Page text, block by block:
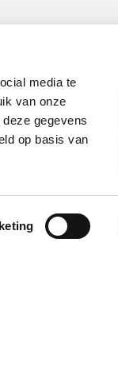
media te
van onze
gegevens
op basis van
© 2024 Resort la Costa
Privacy Policy
Nota Legal